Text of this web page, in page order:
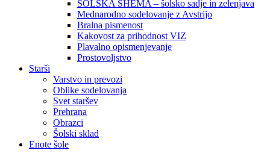
ŠOLSKA SHEMA – šolsko sadje in zelenjava
Mednarodno sodelovanje z Avstrijo
Bralna pismenost
Kakovost za prihodnost VIZ
Plavalno opismenjevanje
Prostovoljstvo
Starši
Varstvo in prevozi
Oblike sodelovanja
Svet staršev
Prehrana
Obrazci
Šolski sklad
Enote šole